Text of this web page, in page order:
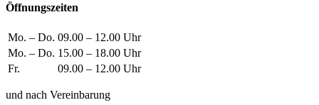
Öffnungszeiten
Mo. – Do. 09.00 – 12.00 Uhr
Mo. – Do. 15.00 – 18.00 Uhr
Fr.
09.00 – 12.00 Uhr
und nach Vereinbarung